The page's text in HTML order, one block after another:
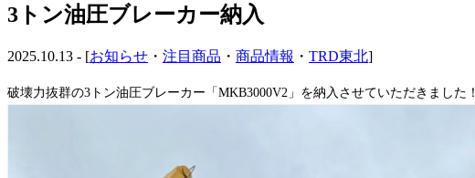
3トン油圧ブレーカー納入
2025.10.13 - [お知らせ ・ 注目商品 ・ 商品情報 ・ TRD東北]
破壊力抜群の3トン油圧ブレーカー「MKB3000V2」を納入させていただきました！